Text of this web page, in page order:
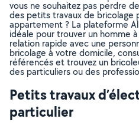
vous ne souhaitez pas perdre
des petits travaux de bricolage
appartement ? La plateforme
idéale pour trouver un homme
relation rapide avec une
bricolage à votre domicile,
référencés et trouvez un
des particuliers ou des
Petits travaux
particulier